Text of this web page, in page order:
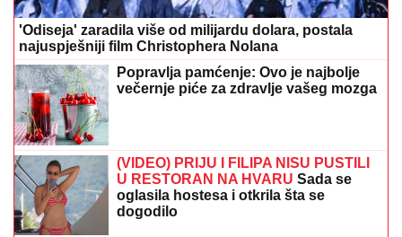
'Odiseja' zaradila više od milijardu dolara, postala
najuspješniji film Christophera Nolana
Popravlja pamćenje: Ovo je najbolje
večernje piće za zdravlje vašeg mozga
(VIDEO) PRIJU I FILIPA NISU PUSTILI
U RESTORAN NA HVARU Sada se
oglasila hostesa i otkrila šta se
dogodilo